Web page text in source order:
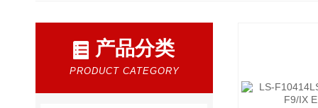
产品分类
PRODUCT CATEGORY